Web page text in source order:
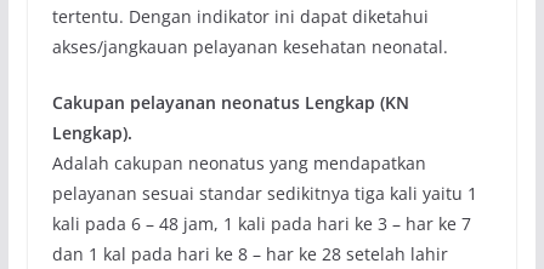
tertentu. Dengan indikator ini dapat diketahui
akses/jangkauan pelayanan kesehatan neonatal.
Cakupan pelayanan neonatus Lengkap (KN
Lengkap).
Adalah cakupan neonatus yang mendapatkan
pelayanan sesuai standar sedikitnya tiga kali yaitu 1
kali pada 6 – 48 jam, 1 kali pada hari ke 3 – har ke 7
dan 1 kal pada hari ke 8 – har ke 28 setelah lahir